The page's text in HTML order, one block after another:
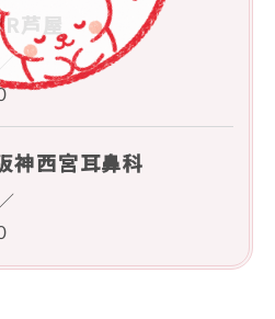
芦屋
西宮耳鼻科